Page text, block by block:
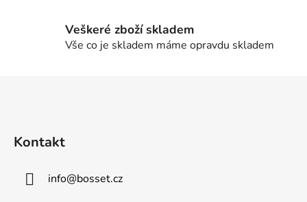
p
i
Veškeré zboží skladem
Vše co je skladem máme opravdu skladem
Kontakt
info@bosset.cz